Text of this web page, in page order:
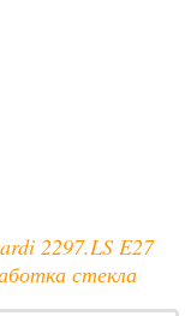
2297.LS E27
стекла